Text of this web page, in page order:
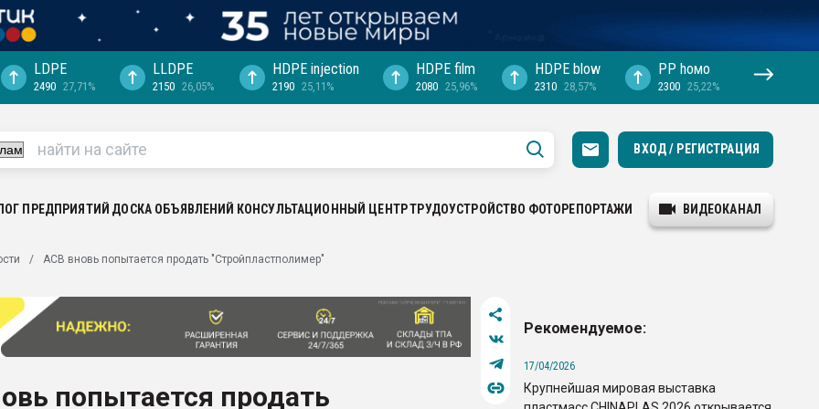
выходит на
рынке
LDPE
2490 27,71%
LLDPE
2150 26,05%
HDPE injection
2190 25,11%
HDPE film
2080 25,96%
HDPE blow
2310 28,57%
PP hомо
2300 25,22%
ВХОД / РЕГИСТРАЦИЯ
ПРЕДПРИЯТИЙ ДОСКА ОБЪЯВЛЕНИЙ КОНСУЛЬТАЦИОННЫЙ ЦЕНТРТРУДОУСТРОЙСТВО ФОТОРЕПОРТАЖИ ВИДЕОКАНАЛ
АСВ вновь попытается продать "Стройпластполимер"
попытается продать
Рекомендуемое:
17/04/2026
Крупнейшая мировая выставка